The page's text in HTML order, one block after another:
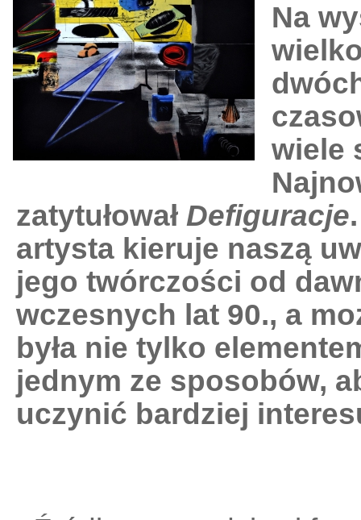
Na
wiele
zatytułował Defiguracje
artysta kieruje naszą
jego twórczości od
wczesnych lat 90., a
była nie tylko
jednym ze sposobów,
uczynić bardziej